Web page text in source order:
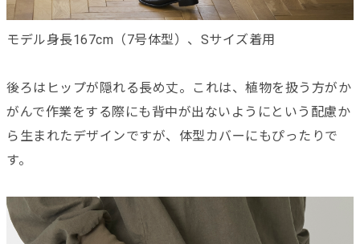
モデル身長167cm（7号体型）、Sサイズ着用
後ろはヒップが隠れる長め丈。これは、植物を扱う方がか
がんで作業をする際にも背中が出ないようにという配慮か
ら生まれたデザインですが、体型カバーにもぴったりで
す。